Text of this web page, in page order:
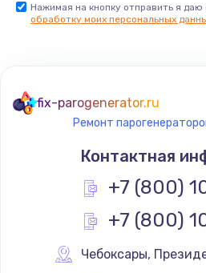
Замена
1200 руб.
Замена
Нажимая на кнопку отправить я даю
обработку моих персональных
fix-parogenerator.ru
Ремонт
Контактная
+7 (800)
+7 (800)
Чебоксары,